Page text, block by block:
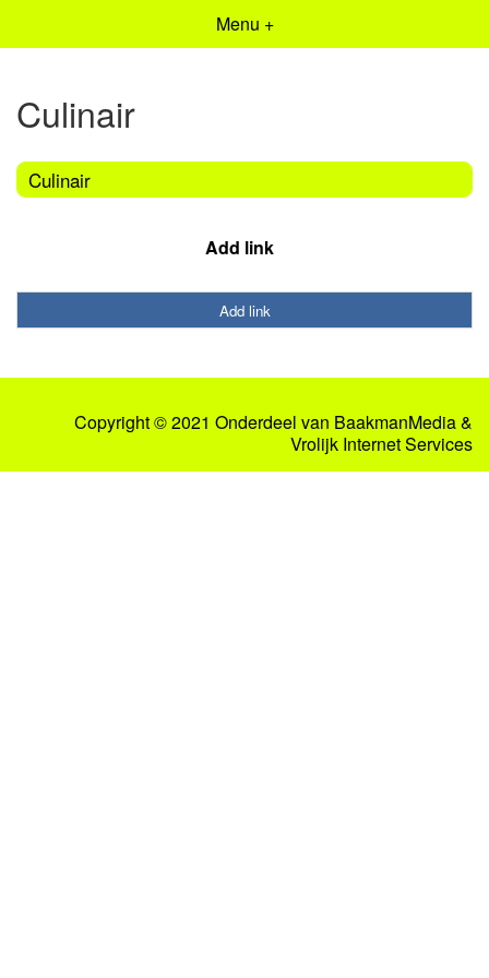
Menu +
Culinair
Culinair
Add link
Add link
Copyright © 2021 Onderdeel van BaakmanMedia&
Vrolijk Internet Services